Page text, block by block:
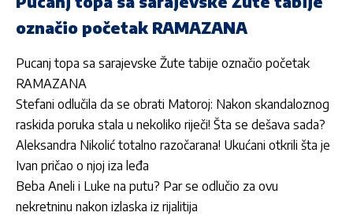
označio početak RAMAZANA
Pucanj topa sa sarajevske Žute tabije označio početak
RAMAZANA
Stefani odlučila da se obrati Matoroj: Nakon skandaloznog
raskida poruka stala u nekoliko riječi! Šta se dešava sada?
Aleksandra Nikolić totalno razočarana! Ukućani otkrili šta je
Ivan pričao o njoj iza leđa
Beba Aneli i Luke na putu? Par se odlučio za ovu
nekretninu nakon izlaska iz rijalitija